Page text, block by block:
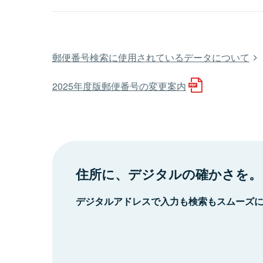
郵便番号検索に使用されているデータについて
2025年度版郵便番号の変更案内
住所に、デジタルの確かさを。
デジタルアドレスで入力も検索もスムーズ